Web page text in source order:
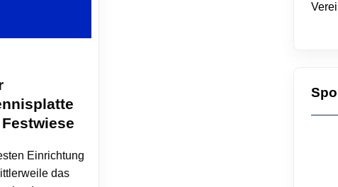
Einrichtung
das